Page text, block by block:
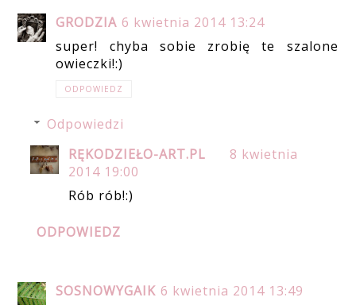
GRODZIA 6 kwietnia 2014 13:24
super! chyba sobie zrobię te szalone
owieczki!:)
ODPOWIEDZ
Odpowiedzi
RĘKODZIEŁO-ART.PL
8 kwietnia
2014 19:00
Rób rób!:)
ODPOWIEDZ
SOSNOWYGAIK 6 kwietnia 2014 13:49